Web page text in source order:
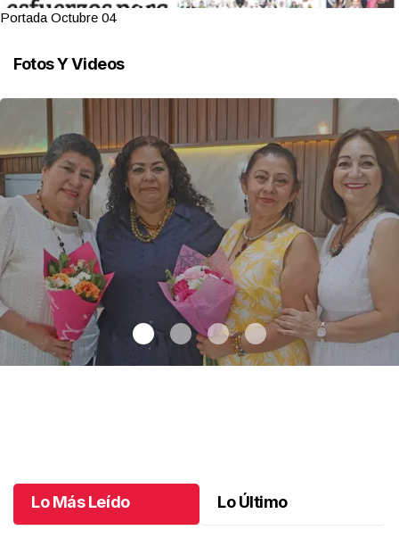
Portada Octubre 04
Fotos Y Videos
Lo Más Leído Lo Último